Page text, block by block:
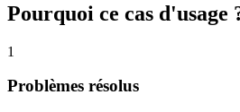
Pourquoi ce cas d'usage
1
Problèmes résolus